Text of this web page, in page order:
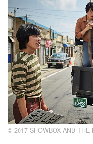
© 2017 SHOWBOX AND THE